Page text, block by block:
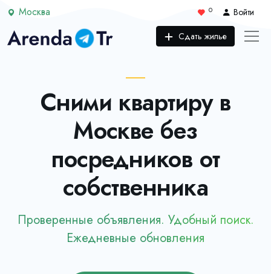
Москва 0
Войти
Сдать жилье
Сними квартиру в
Москве без
посредников от
собственника
Проверенные объявления. Удобный поиск.
Ежедневные обновления